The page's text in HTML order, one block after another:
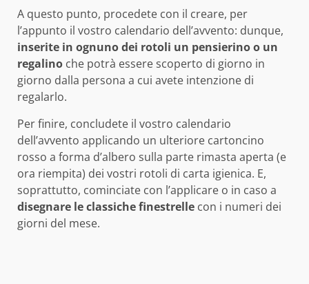
A questo punto, procedete con il creare, per
l’appunto il vostro calendario dell’avvento: dunque,
inserite in ognuno dei rotoli un pensierino o un
regalino che potrà essere scoperto di giorno in
giorno dalla persona a cui avete intenzione di
regalarlo.
Per finire, concludete il vostro calendario
dell’avvento applicando un ulteriore cartoncino
rosso a forma d’albero sulla parte rimasta aperta (e
ora riempita) dei vostri rotoli di carta igienica. E,
soprattutto, cominciate con l’applicare o in caso a
disegnare le classiche finestrelle con i numeri dei
giorni del mese.